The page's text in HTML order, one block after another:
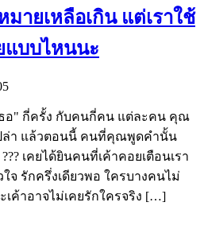
ายเหลือเกิน แต่เราใช้
แบบไหนนะ
อ" กี่ครั้ง กับคนกี่คน แต่ละคน คุณ
ล่า แล้วตอนนี้ คนที่คุณพูดคำนั้น
เคยได้ยินคนที่เค้าคอยเตือนเรา
จ รักครึ่งเดียวพอ ใครบางคนไม่
เค้าอาจไม่เคยรักใครจริง […]